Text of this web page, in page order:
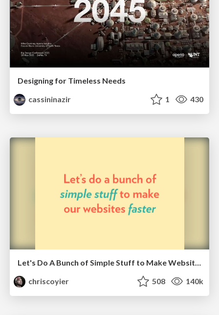
Designing for Timeless Needs
cassininazir
1 430
Let's Do A Bunch of Simple Stuff to Make Websites Faster
chriscoyier
508 140k